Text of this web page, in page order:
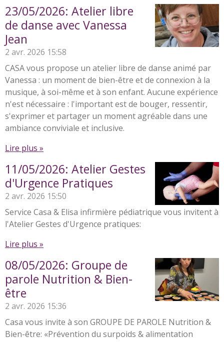
23/05/2026: Atelier libre
de danse avec Vanessa
Jean
2 avr. 2026 15:58
CASA vous propose un atelier libre de danse animé par
Vanessa : un moment de bien-être et de connexion à la
musique, à soi-même et à son enfant. Aucune expérience
n'est nécessaire : l'important est de bouger, ressentir,
s'exprimer et partager un moment agréable dans une
ambiance conviviale et inclusive.
Lire plus »
11/05/2026: Atelier Gestes
d'Urgence Pratiques
2 avr. 2026 15:50
Service Casa & Elisa infirmière pédiatrique vous invitent à
l'Atelier Gestes d'Urgence pratiques:
Lire plus »
08/05/2026: Groupe de
parole Nutrition & Bien-
être
2 avr. 2026 15:36
Casa vous invite à son GROUPE DE PAROLE Nutrition &
Bien-être: «Prévention du surpoids & alimentation